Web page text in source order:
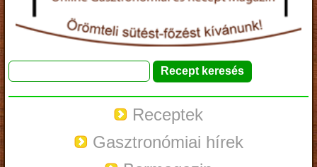
Receptek
Gasztronómiai hírek